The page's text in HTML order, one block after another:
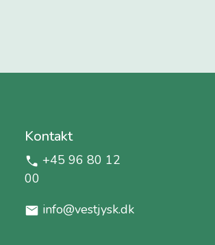
Kontakt
+45 96 80 12
00
info@vestjysk.dk